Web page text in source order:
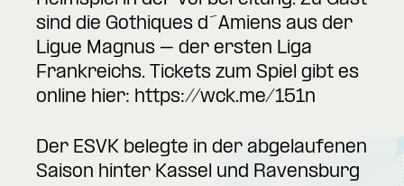
sind die Gothiques d´Amiens aus der
Ligue Magnus – der ersten Liga
Frankreichs. Tickets zum Spiel gibt es
online hier: https://wck.me/151n
Der ESVK belegte in der abgelaufenen
Saison hinter Kassel und Ravensburg